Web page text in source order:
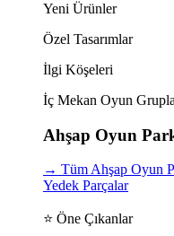
Yeni Ürünler
Özel Tasarımlar
İlgi Köşeleri
İç Mekan Oyun
Ahşap Oyun
→ Tüm Ahşap Oyun
Yedek Parçalar
⭐ Öne Çıkanlar